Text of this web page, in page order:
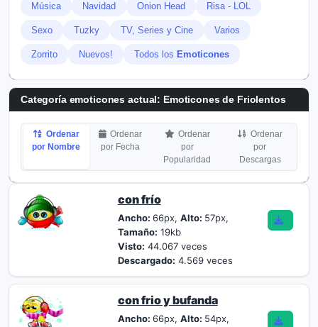
Música Navidad Onion Head Risa - LOL
Sexo Tuzky TV, Series y Cine Varios
Zorrito Nuevos! Todos los Emoticones
Categoría emoticones actual: Emoticones de Friolentos
Ordenar
por Nombre
Ordenar
por Fecha
Ordenar
por
Popularidad
Ordenar
por
Descargas
con frío
Ancho: 66px, Alto: 57px,
Tamaño: 19kb
Visto: 44.067 veces
Descargado: 4.569 veces
con frio y bufanda
Ancho: 66px, Alto: 54px,